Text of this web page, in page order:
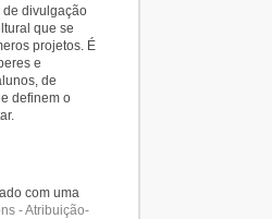
de divulgação
que se
projetos. É
e
de
definem o
com uma
- Atribuição-